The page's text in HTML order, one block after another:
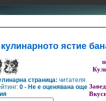
ястие
страница: читателя.
0 - Не е оценявана още